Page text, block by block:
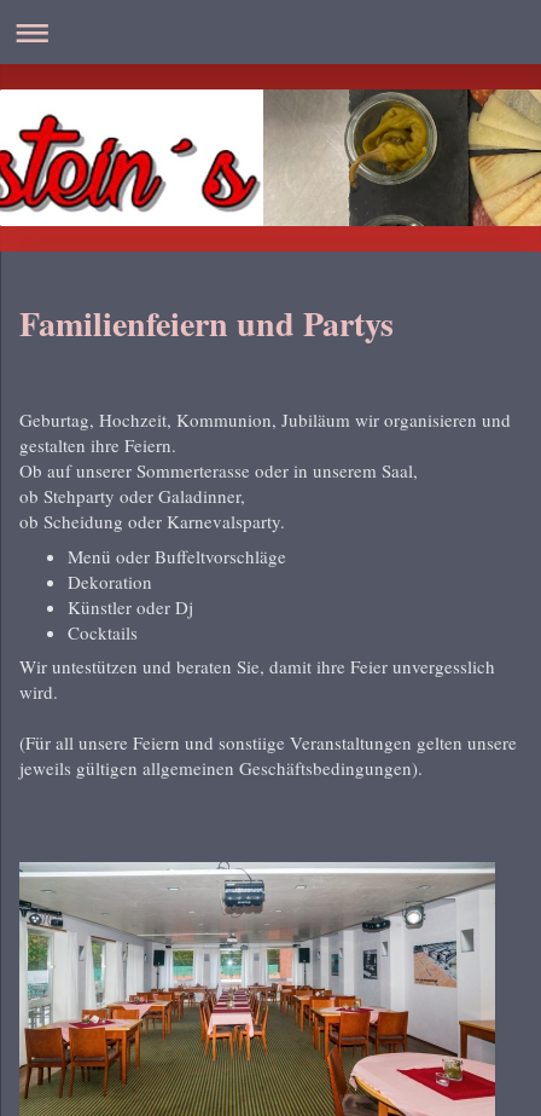
Familienfeiern und Partys
Geburtag, Hochzeit, Kommunion, Jubiläum wir organisieren und
gestalten ihre Feiern.
Ob auf unserer Sommerterasse oder in unserem Saal,
ob Stehparty oder Galadinner,
ob Scheidung oder Karnevalsparty.
Menü oder Buffeltvorschläge
Dekoration
Künstler oder Dj
Cocktails
Wir untestützen und beraten Sie, damit ihre Feier unvergesslich
wird.
(Für all unsere Feiern und sonstiige Veranstaltungen gelten unsere
jeweils gültigen allgemeinen Geschäftsbedingungen).